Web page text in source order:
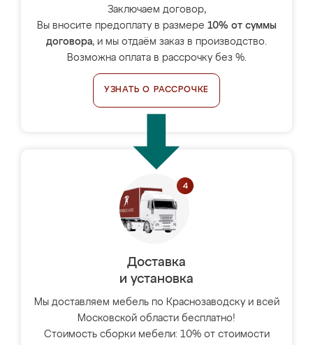
Заключаем договор,
Вы вносите предоплату в размере 10% от суммы
договора, и мы отдаём заказ в производство.
Возможна оплата в рассрочку без %.
УЗНАТЬ О РАССРОЧКЕ
Доставка
и установка
Мы доставляем мебель по Краснозаводску и всей
Московской области бесплатно!
Стоимость сборки мебели: 10% от стоимости